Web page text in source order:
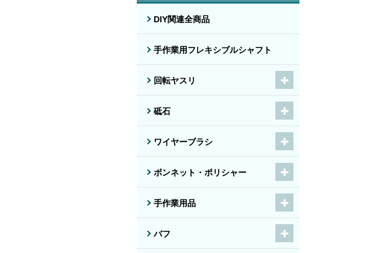
DIY関連全商品
手作業用フレキシブルシャフト
回転ヤスリ
砥石
ワイヤーブラシ
ボンネット・ポリシャー
手作業用品
バフ